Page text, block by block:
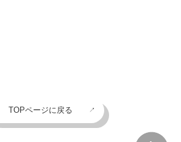
TOPページに戻る